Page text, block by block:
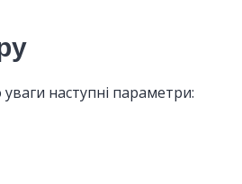
наступні параметри: